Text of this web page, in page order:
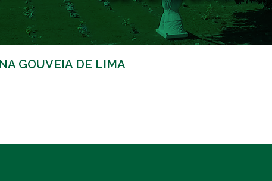
GOUVEIA DE LIMA